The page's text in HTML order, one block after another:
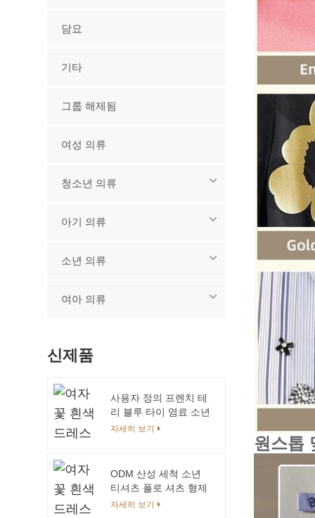
원스톱
담요
기타
그룹 해제됨
여성 의류
청소년 의류
아기 의류
소년 의류
여아 의류
신제품
사용자 정의 프렌치 테
리 블루 타이 염료 소년
과 소녀의 어린이 의류
자세히 보기
ODM 산성 세척 소년
티셔츠 폴로 셔츠 형제
와 자매 일치하는 옷 스
자세히 보기